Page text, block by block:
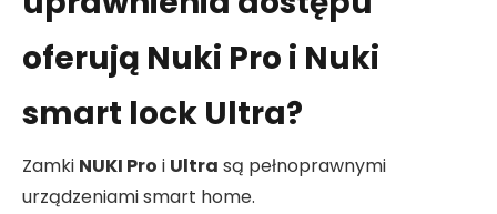
oferują Nuki Pro i Nuki
smart lock Ultra?
Zamki NUKI Pro i Ultra są pełnoprawnymi
urządzeniami smart home.